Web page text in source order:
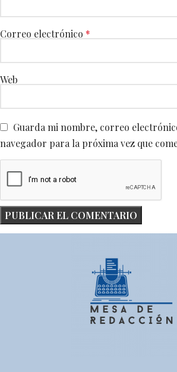
Correo electrónico *
Web
Guarda mi nombre, correo
navegador para la próxima vez que